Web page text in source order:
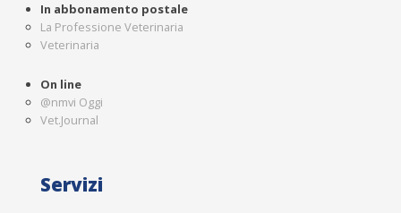
In abbonamento postale
La Professione Veterinaria
Veterinaria
On line
@nmvi Oggi
Vet.Journal
Servizi